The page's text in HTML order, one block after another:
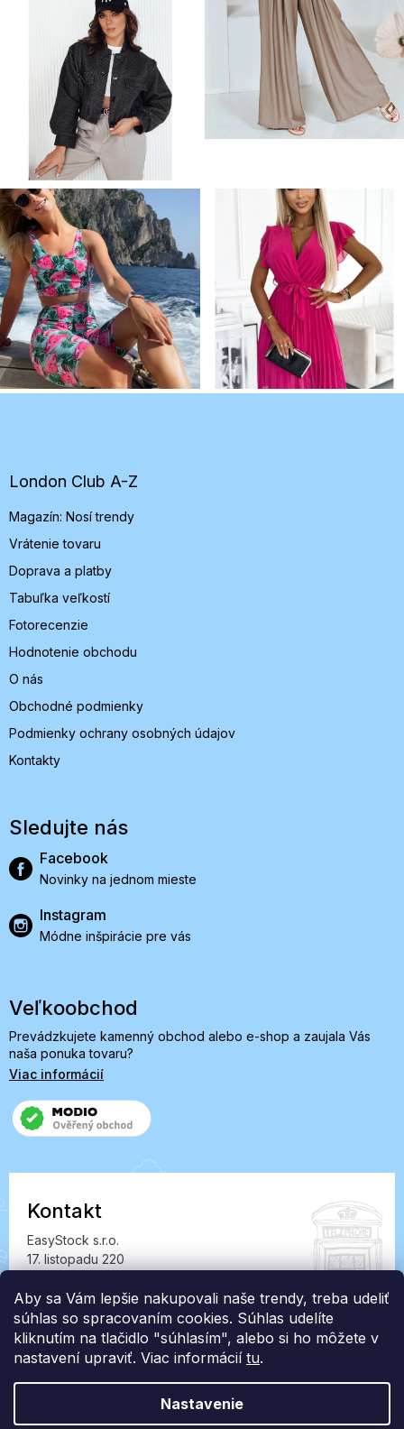
Aby sa Vám lepšie nakupovali naše trendy, treba udeliť
súhlas so spracovaním cookies. Súhlas udelíte
kliknutím na tlačidlo "súhlasím", alebo si ho môžete v
nastavení upraviť. Viac informácií tu.
Nastavenie
e
London Club A-Z
Magazín: Nosí trendy
Vrátenie tovaru
Doprava a platby
Tabuľka veľkostí
Fotorecenzie
Hodnotenie obchodu
O nás
Obchodné podmienky
Podmienky ochrany osobných údajov
Kontakty
Sledujte nás
Facebook
Novinky na jednom mieste
Instagram
Módne inšpirácie pre vás
Veľkoobchod
Prevádzkujete kamenný obchod alebo e-shop a zaujala Vás
naša ponuka tovaru?
Viac informácií
Kontakt
EasyStock s.r.o.
17. listopadu 220
IČ: 07727402, DIČ: CZ07727402
info@londonclub.sk